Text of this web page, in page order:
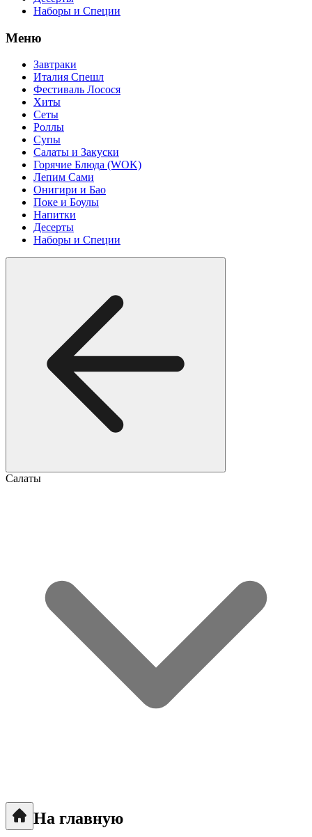
Наборы и Специи
Меню
Завтраки
Италия Спешл
Фестиваль Лосося
Хиты
Сеты
Роллы
Супы
Салаты и Закуски
Горячие Блюда (WOK)
Лепим Сами
Онигири и Бао
Поке и Боулы
Напитки
Десерты
Наборы и Специи
Салаты
На главную